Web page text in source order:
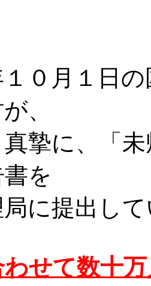
０月１日
、
摯に、「
を
に提出し
せて数十